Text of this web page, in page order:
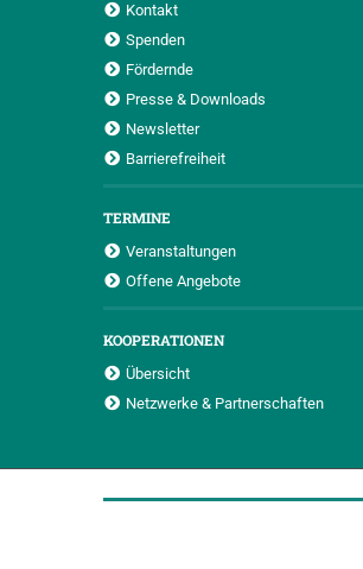
Kontakt
Spenden
Fördernde
Presse & Downloads
Newsletter
Barrierefreiheit
TERMINE
Veranstaltungen
Offene Angebote
KOOPERATIONEN
Übersicht
Netzwerke & Partnerschaften